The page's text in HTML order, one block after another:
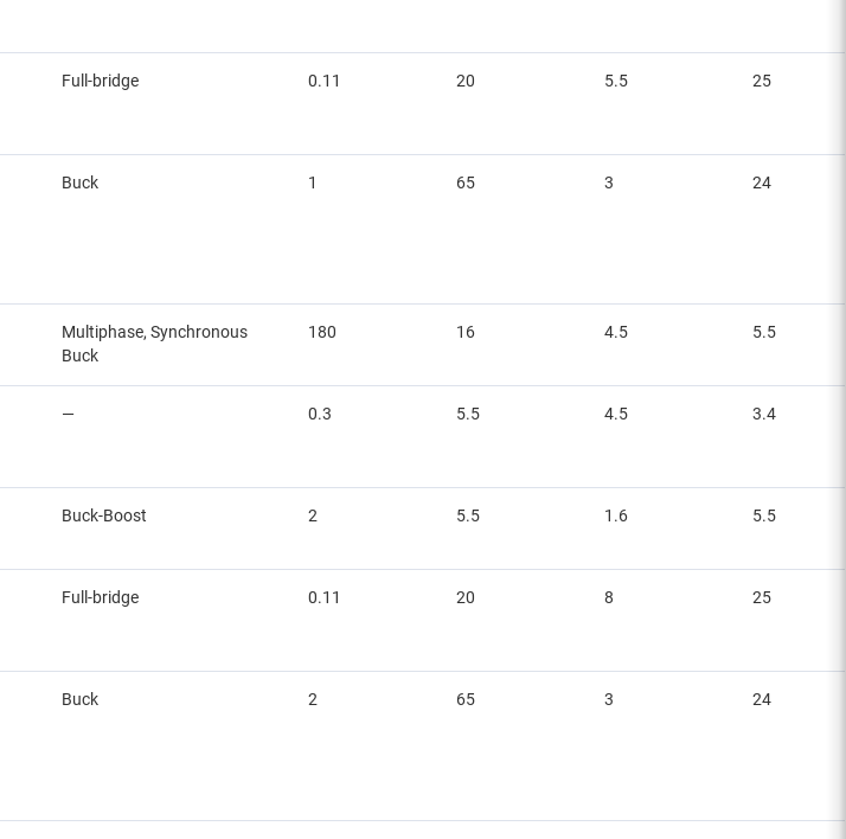
Full-bridge 0.11 20 5.5 25
Buck 1 65 3 24
Multiphase, Synchronous
Buck
180 16 4.5 5.5
— 0.3 5.5 4.5 3.4
Buck-Boost 2 5.5 1.6 5.5
Full-bridge 0.11 20 8 25
Buck 2 65 3 24